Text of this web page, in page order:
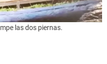
las dos piernas.